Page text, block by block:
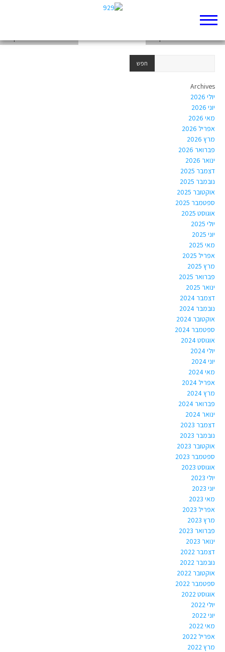
weekend-from-20251214-to-20251220
Archives
יולי 2026
יוני 2026
מאי 2026
אפריל 2026
מרץ 2026
פברואר 2026
ינואר 2026
דצמבר 2025
נובמבר 2025
אוקטובר 2025
ספטמבר 2025
אוגוסט 2025
יולי 2025
יוני 2025
מאי 2025
אפריל 2025
מרץ 2025
פברואר 2025
ינואר 2025
דצמבר 2024
נובמבר 2024
אוקטובר 2024
ספטמבר 2024
אוגוסט 2024
יולי 2024
יוני 2024
מאי 2024
אפריל 2024
מרץ 2024
פברואר 2024
ינואר 2024
דצמבר 2023
נובמבר 2023
אוקטובר 2023
ספטמבר 2023
אוגוסט 2023
יולי 2023
יוני 2023
מאי 2023
אפריל 2023
מרץ 2023
פברואר 2023
ינואר 2023
דצמבר 2022
נובמבר 2022
אוקטובר 2022
ספטמבר 2022
אוגוסט 2022
יולי 2022
יוני 2022
מאי 2022
אפריל 2022
מרץ 2022